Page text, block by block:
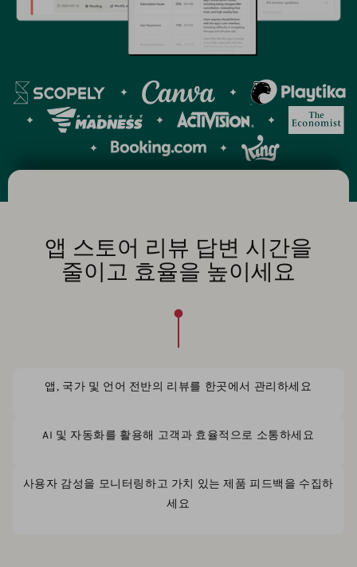
앱 스토어 리뷰 답변 시간을
줄이고 효율을 높이세요
앱, 국가 및 언어 전반의 리뷰를 한곳에서 관리하세요
AI 및 자동화를 활용해 고객과 효율적으로 소통하세요
사용자 감성을 모니터링하고 가치 있는 제품 피드백을 수집하
세요